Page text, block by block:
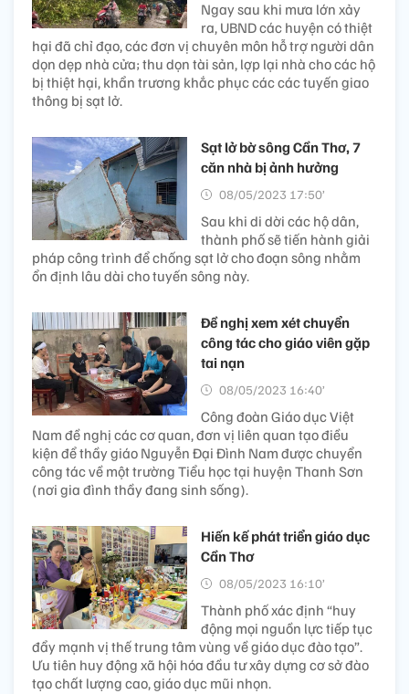
Ngay sau khi mưa lớn xảy
ra, UBND các huyện có thiệt
hại đã chỉ đạo, các đơn vị chuyên môn hỗ trợ người dân
dọn dẹp nhà cửa; thu dọn tài sản, lợp lại nhà cho các hộ
bị thiệt hại, khẩn trương khắc phục các các tuyến giao
thông bị sạt lở.
Sạt lở bờ sông Cần Thơ, 7
căn nhà bị ảnh hưởng
08/05/2023 17:50’
Sau khi di dời các hộ dân,
thành phố sẽ tiến hành giải
pháp công trình để chống sạt lở cho đoạn sông nhằm
ổn định lâu dài cho tuyến sông này.
Đề nghị xem xét chuyển
công tác cho giáo viên gặp
tai nạn
08/05/2023 16:40’
Công đoàn Giáo dục Việt
Nam đề nghị các cơ quan, đơn vị liên quan tạo điều
kiện để thầy giáo Nguyễn Đại Đình Nam được chuyển
công tác về một trường Tiểu học tại huyện Thanh Sơn
(nơi gia đình thầy đang sinh sống).
Hiến kế phát triển giáo dục
Cần Thơ
08/05/2023 16:10’
Thành phố xác định “huy
động mọi nguồn lực tiếp tục
đẩy mạnh vị thế trung tâm vùng về giáo dục đào tạo”.
Ưu tiên huy động xã hội hóa đầu tư xây dựng cơ sở đào
tạo chất lượng cao, giáo dục mũi nhọn.